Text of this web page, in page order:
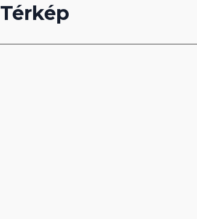
Térkép